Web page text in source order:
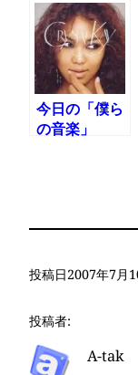
今日の「僕ら
の音楽」
投稿日2007年7月
投稿者:
A-tak